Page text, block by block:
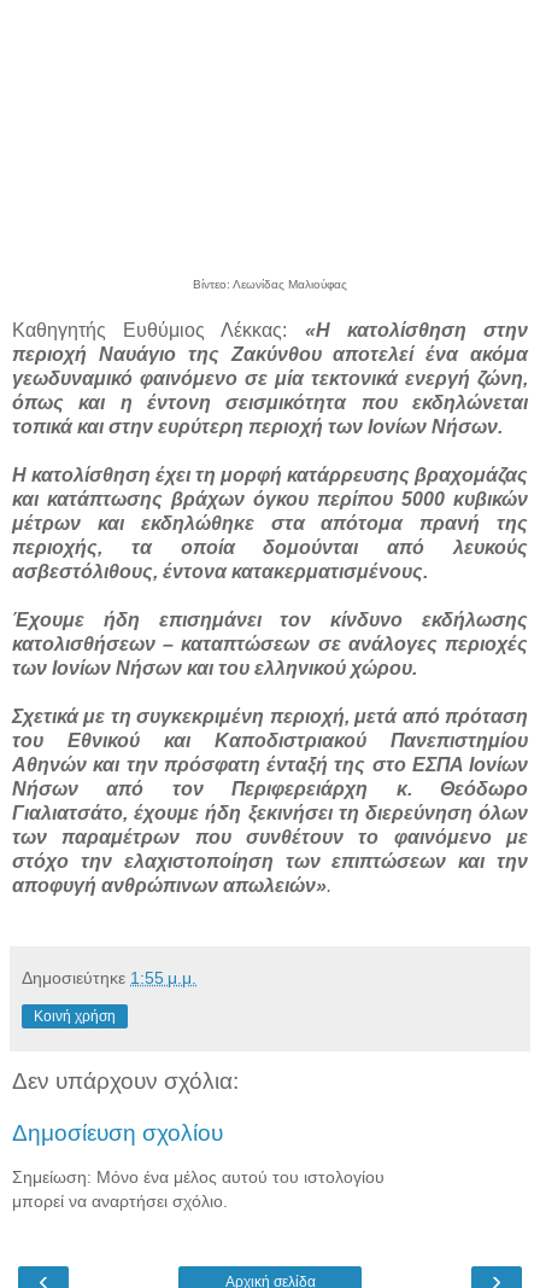
Βίντεο: Λεωνίδας Μαλιούφας
Καθηγητής Ευθύμιος Λέκκας: «Η κατολίσθηση στην
περιοχή Ναυάγιο της Ζακύνθου αποτελεί ένα ακόμα
γεωδυναμικό φαινόμενο σε μία τεκτονικά ενεργή ζώνη,
όπως και η έντονη σεισμικότητα που εκδηλώνεται
τοπικά και στην ευρύτερη περιοχή των Ιονίων Νήσων.
Η κατολίσθηση έχει τη μορφή κατάρρευσης βραχομάζας
και κατάπτωσης βράχων όγκου περίπου 5000 κυβικών
μέτρων και εκδηλώθηκε στα απότομα πρανή της
περιοχής, τα οποία δομούνται από λευκούς
ασβεστόλιθους, έντονα κατακερματισμένους.
Έχουμε ήδη επισημάνει τον κίνδυνο εκδήλωσης
κατολισθήσεων – καταπτώσεων σε ανάλογες περιοχές
των Ιονίων Νήσων και του ελληνικού χώρου.
Σχετικά με τη συγκεκριμένη περιοχή, μετά από πρόταση
του Εθνικού και Καποδιστριακού Πανεπιστημίου
Αθηνών και την πρόσφατη ένταξή της στο ΕΣΠΑ Ιονίων
Νήσων από τον Περιφερειάρχη κ. Θεόδωρο
Γιαλιατσάτο, έχουμε ήδη ξεκινήσει τη διερεύνηση όλων
των παραμέτρων που συνθέτουν το φαινόμενο με
στόχο την ελαχιστοποίηση των επιπτώσεων και την
αποφυγή ανθρώπινων απωλειών».
Δημοσιεύτηκε 1:55 μ.μ.
Κοινή χρήση
Δεν υπάρχουν σχόλια:
Δημοσίευση σχολίου
Σημείωση: Μόνο ένα μέλος αυτού του ιστολογίου
μπορεί να αναρτήσει σχόλιο.
‹ ›
Αρχική σελίδα